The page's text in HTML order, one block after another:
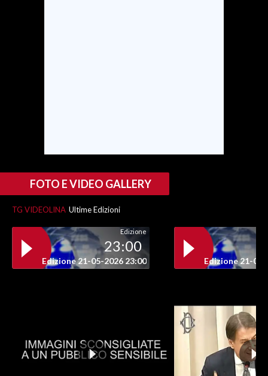
FOTO E VIDEO GALLERY
TG VIDEOLINA Ultime Edizioni
Edizione
23:00
Edizione 21-05-2026 23:00 Edizione 21-05-